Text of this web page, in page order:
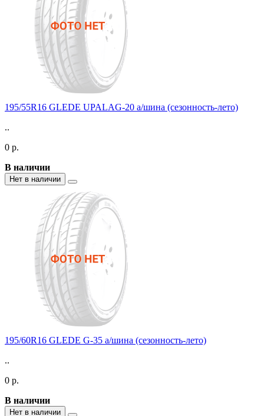
195/55R16 GLEDE UPALAG-20 а/шина (сезонность-лето)
..
0 р.
В наличии
Нет в наличии
195/60R16 GLEDE G-35 а/шина (сезонность-лето)
..
0 р.
В наличии
Нет в наличии